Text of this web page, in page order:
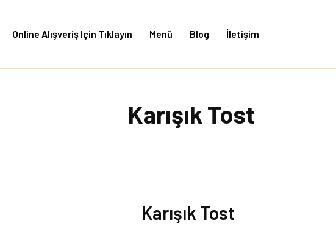
Online Alışveriş Için Tıklayın Menü Blog İletişim
Karışık Tost
Karışık Tost